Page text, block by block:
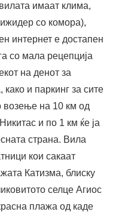
имаат клима,
со комора),
интернет е достапен
со мала рецепција
на денот за
и паркинг за сите
возење на 10 км од
и по 1 км ќе ја
страна. Вила
кои сакаат
Катизма, блиску
селце Агиос
плажа од каде